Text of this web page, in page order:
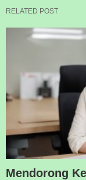
RELATED POST
Mendorong